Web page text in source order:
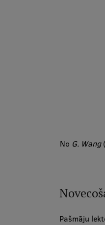
No G. Wang
Pašmāju